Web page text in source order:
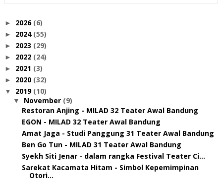
► 2026 (6)
► 2024 (55)
► 2023 (29)
► 2022 (24)
► 2021 (3)
► 2020 (32)
▼ 2019 (10)
▼ November (9)
Restoran Anjing - MILAD 32 Teater Awal Bandung
EGON - MILAD 32 Teater Awal Bandung
Amat Jaga - Studi Panggung 31 Teater Awal Bandung
Ben Go Tun - MILAD 31 Teater Awal Bandung
Syekh Siti Jenar - dalam rangka Festival Teater Ci...
Sarekat Kacamata Hitam - Simbol Kepemimpinan
Otori...